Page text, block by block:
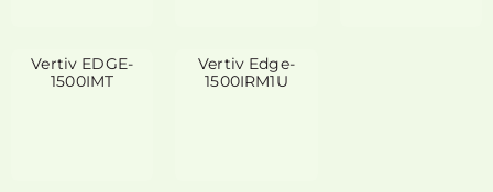
Vertiv EDGE-
1500IMT
Vertiv Edge-
1500IRM1U